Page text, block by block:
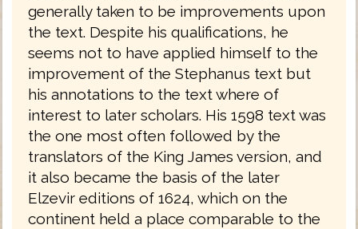
generally taken to be improvements upon
the text. Despite his qualifications, he
seems not to have applied himself to the
improvement of the Stephanus text but
his annotations to the text where of
interest to later scholars. His 1598 text was
the one most often followed by the
translators of the King James version, and
it also became the basis of the later
Elzevir editions of 1624, which on the
continent held a place comparable to the